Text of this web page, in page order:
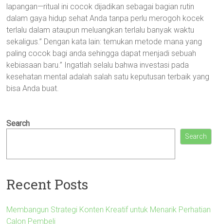
lapangan—ritual ini cocok dijadikan sebagai bagian rutin
dalam gaya hidup sehat Anda tanpa perlu merogoh kocek
terlalu dalam ataupun meluangkan terlalu banyak waktu
sekaligus.” Dengan kata lain: temukan metode mana yang
paling cocok bagi anda sehingga dapat menjadi sebuah
kebiasaan baru.” Ingatlah selalu bahwa investasi pada
kesehatan mental adalah salah satu keputusan terbaik yang
bisa Anda buat.
Search
Search
Recent Posts
Membangun Strategi Konten Kreatif untuk Menarik Perhatian
Calon Pembeli